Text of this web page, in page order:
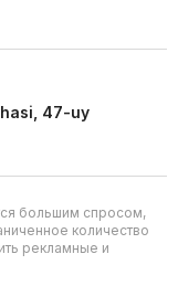
47-uy
большим спросом,
количество
рекламные и